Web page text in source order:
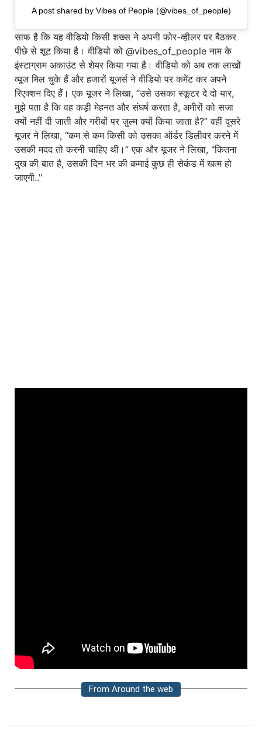
A post shared by Vibes of People (@vibes_of_people)
साफ है कि यह वीडियो किसी शख्स ने अपनी फोर-व्हीलर पर बैठकर
पीछे से शूट किया है। वीडियो को @vibes_of_people नाम के
इंस्टाग्राम अकाउंट से शेयर किया गया है। वीडियो को अब तक लाखों
व्यूज मिल चुके हैं और हजारों यूजर्स ने वीडियो पर कमेंट कर अपने
रिएक्शन दिए हैं। एक यूजर ने लिखा, “उसे उसका स्कूटर दे दो यार,
मुझे पता है कि वह कड़ी मेहनत और संघर्ष करता है, अमीरों को सजा
क्यों नहीं दी जाती और गरीबों पर ज़ुल्म क्यों किया जाता है?” वहीं दूसरे
यूजर ने लिखा, “कम से कम किसी को उसका ऑर्डर डिलीवर करने में
उसकी मदद तो करनी चाहिए थी।” एक और यूजर ने लिखा, "कितना
दुख की बात है, उसकी दिन भर की कमाई कुछ ही सेकंड में खत्म हो
जाएगी.."
From Around the web